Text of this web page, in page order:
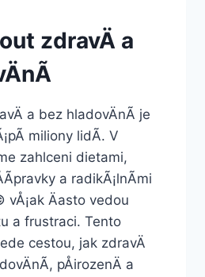
zdravÄ a
a bez hladovÄnÃ­ je
miliony lidÃ­. V
zahlceni dietami,
a radikÃ¡lnÃ­mi
Äasto vedou
a frustraci. Tento
cestou, jak zdravÄ
pÅirozenÄ a